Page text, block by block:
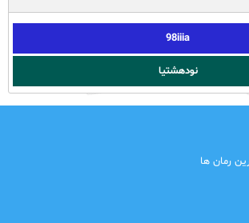
98iiia
نودهشتیا
رمان ها